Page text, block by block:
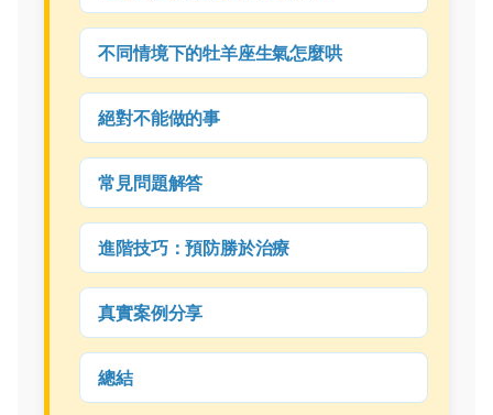
不同情境下的牡羊座生氣怎麼哄
絕對不能做的事
常見問題解答
進階技巧：預防勝於治療
真實案例分享
總結